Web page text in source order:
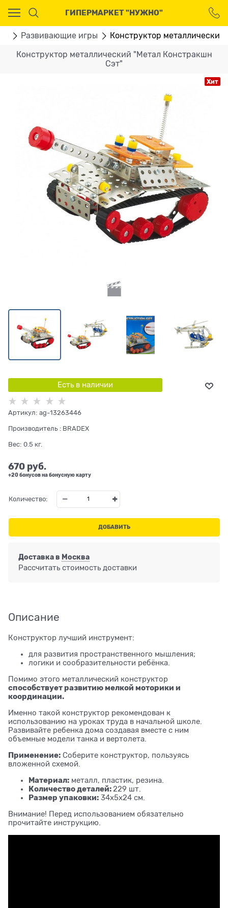
ГИПЕРМАРКЕТ "НУЖНО"
Развивающие игры Конструктор
Конструктор металлический "Метал Констракшн
Сэт"
Хит
Есть в наличии
Артикул: ag-13263446
Производитель : BRADEX
Вес: 0.5 кг.
670 руб.
+20 бонусов на бонусную карту
Количество:
ДОБАВИТЬ
Доставка в Москва
Рассчитать стоимость доставки
Описание
Конструктор лучший инструмент:
для развития пространственного мышления;
логики и сообразительности ребёнка.
Помимо этого металлический конструктор
способствует развитию мелкой моторики и
координации.
Именно такой конструктор рекомендован к
использованию на уроках труда в начальной школе.
Развивайте ребенка дома создавая вместе с ним
объемные модели танка и вертолета.
Применение: Соберите конструктор, пользуясь
вложенной схемой.
Материал: металл, пластик, резина.
Количество деталей: 229 шт.
Размер упаковки: 34х5х24 см.
Внимание! Перед использованием обязательно
прочитайте инструкцию.
Ваш город - Москва,
угадали?
ДА НЕТ